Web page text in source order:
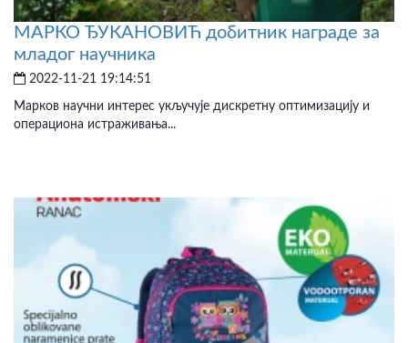
МАРКО ЂУКАНОВИЋ добитник награде за
младог научника
2022-11-21 19:14:51
Марков научни интерес укључује дискретну оптимизацију и
операциона истраживања...